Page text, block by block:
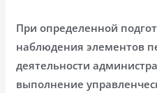
При определенной
наблюдения элементов
деятельности
выполнение